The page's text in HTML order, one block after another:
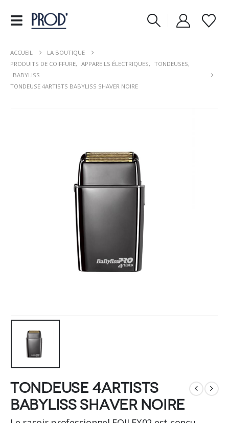
ACCUEIL
LA BOUTIQUE
PRODUITS DE COIFFURE, APPAREILS ÉLECTRIQUES, TONDEUSES,
BABYLISS
TONDEUSE 4ARTISTS BABYLISS SHAVER NOIRE
Tondeuse 4ARTISTS
BABYLISS Shaver Noire